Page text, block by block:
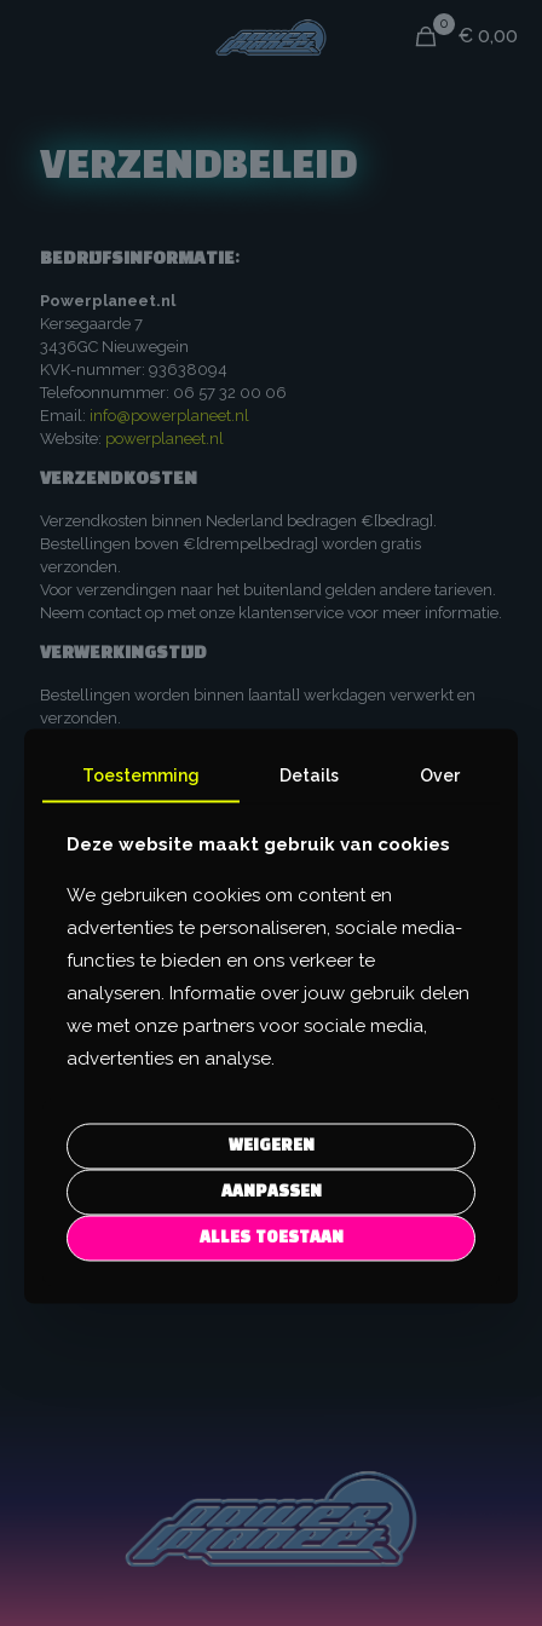
0
€ 0,00
VERZENDBELEID
BEDRIJFSINFORMATIE:
Powerplaneet.nl
Kersegaarde 7
3436GC Nieuwegein
KVK-nummer: 93638094
Telefoonnummer: 06 57 32 00 06
Email: info@powerplaneet.nl
Website: powerplaneet.nl
VERZENDKOSTEN
Verzendkosten binnen Nederland bedragen €[bedrag].
Bestellingen boven €[drempelbedrag] worden gratis
verzonden.
Voor verzendingen naar het buitenland gelden andere tarieven.
Neem contact op met onze klantenservice voor meer informatie.
VERWERKINGSTIJD
Bestellingen worden binnen [aantal] werkdagen verwerkt en
verzonden.
worden de eerstvolgende werkdag verwerkt.
LEVERTIJD
De standaard levertijd binnen Nederland bedraagt [aantal]
Internationale levertijden variëren per land. Neem contact op
locatie.
Wij maken gebruik van gerenommeerde verzendpartners zoals
Zodra je bestelling is verzonden, ontvang je een e-mail met een
BESCHADIGDE OF VERLOREN PAKKETTEN
Als je bestelling beschadigd is aangekomen of verloren is
gegaan, neem dan onmiddellijk contact op met onze
klantenservice viainfo@powerplaneet.nlof 06 57 32 00 06.
Wij zullen ons best doen om een oplossing te bieden, zoals een
vervangend product of terugbetaling.
Toestemming Details Over
Deze website maakt gebruik van cookies
We gebruiken cookies om content en
advertenties te personaliseren, sociale media-
functies te bieden en ons verkeer te
analyseren. Informatie over jouw gebruik delen
we met onze partners voor sociale media,
advertenties en analyse.
WEIGEREN
AANPASSEN
ALLES TOESTAAN